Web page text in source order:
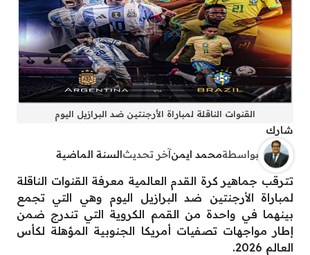
القنوات الناقلة لمباراة الأرجنتين ضد البرازيل اليوم
شارك
بواسطةمحمد ايمنآخر تحديثالسنة الماضية
تترقب جماهير كرة القدم العالمية معرفة القنوات الناقلة
لمباراة الأرجنتين ضد البرازيل اليوم وهي التي تجمع
بينهما في واحدة من القمم الكروية التي تندرج ضمن
إطار مواجهات تصفيات أمريكا الجنوبية المؤهلة لكأس
العالم 2026.